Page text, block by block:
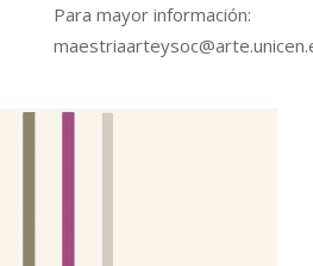
Para mayor información: